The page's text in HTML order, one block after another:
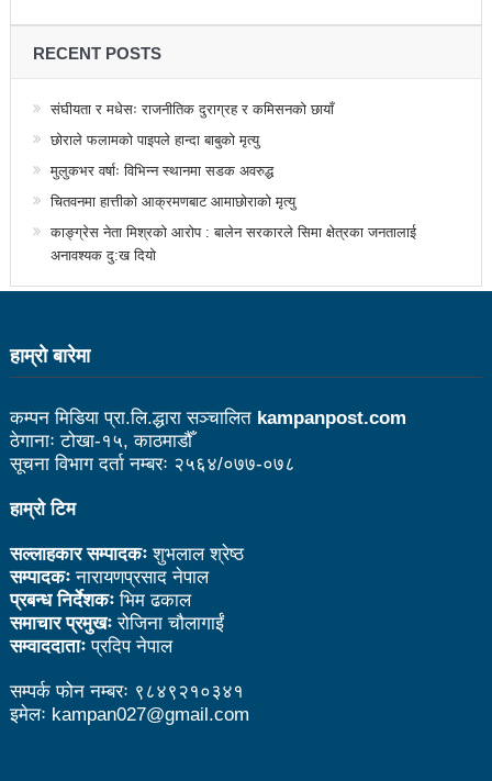
उत्कृष्ट
संविधानसभाबाट संविधान बनाउने मुद्दा जनयुद्धको मुख्य मुद्दा होः
प्रचण्ड
बोगटीको स्मृतिमा रक्तदान कार्यक्रम
पब्लिक स्पिच नेपालको विजेता बने दैलेखका दिल बहादुर
संविधानको रक्षा र कार्यान्वयनमा जनताको खबरदारी आवश्यकः
आयोगको बैठक सकियो
दुईपिपलमा बुधबार रोपाइ जात्राः कलाकारको व्यवस्थापनमा
महिलातर्फ २३ विजयी
Public governance training class for sister cities
in Indian Ocean Rim countries was successfully
launched in Kunming
रसुवा उडेको हेलिकप्टर दुर्घटनाः ५ जनाको मृत्यु
RECENT POSTS
संघीयता र मधेसः राजनीतिक दुराग्रह र कमिसनको छायाँ
छोराले फलामको पाइपले हान्दा बाबुको मृत्यु
मुलुकभर वर्षाः विभिन्न स्थानमा सडक अवरुद्ध
चितवनमा हात्तीको आक्रमणबाट आमाछोराको मृत्यु
काङ्ग्रेस नेता मिश्रको आरोप : बालेन सरकारले सिमा क्षेत्रका जनतालाई
अनावश्यक दु:ख दियो
हाम्राे बारेमा
कम्पन मिडिया प्रा.लि.द्धारा सञ्चालित kampanpost.com
ठेगानाः टोखा-१५, काठमाडौँ
सूचना विभाग दर्ता नम्बरः २५६४/०७७-०७८
हाम्रो टिम
सल्लाहकार सम्पादकःशुभलाल श्रेष्ठ
सम्पादकःनारायणप्रसाद नेपाल
प्रबन्ध निर्देशकःभिम ढकाल
समाचार प्रमुखःरोजिना चौलागाईं
सम्वाददाताःप्रदिप नेपाल
सम्पर्क फोन नम्बरः ९८४९२१०३४१
इमेलः kampan027@gmail.com